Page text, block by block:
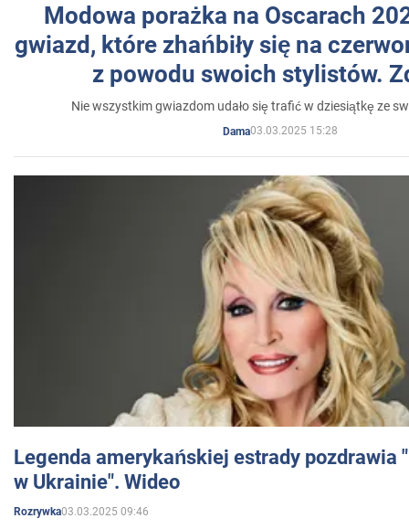
Modowa porażka na Oscarach
gwiazd, które zhańbiły się na
z powodu swoich stylistów.
Nie wszystkim gwiazdom udało się trafić w dziesiątkę ze
Dama03.03.2025 15:28
Legenda amerykańskiej estrady pozdrawia
w Ukrainie". Wideo
Rozrywka03.03.2025 09:46